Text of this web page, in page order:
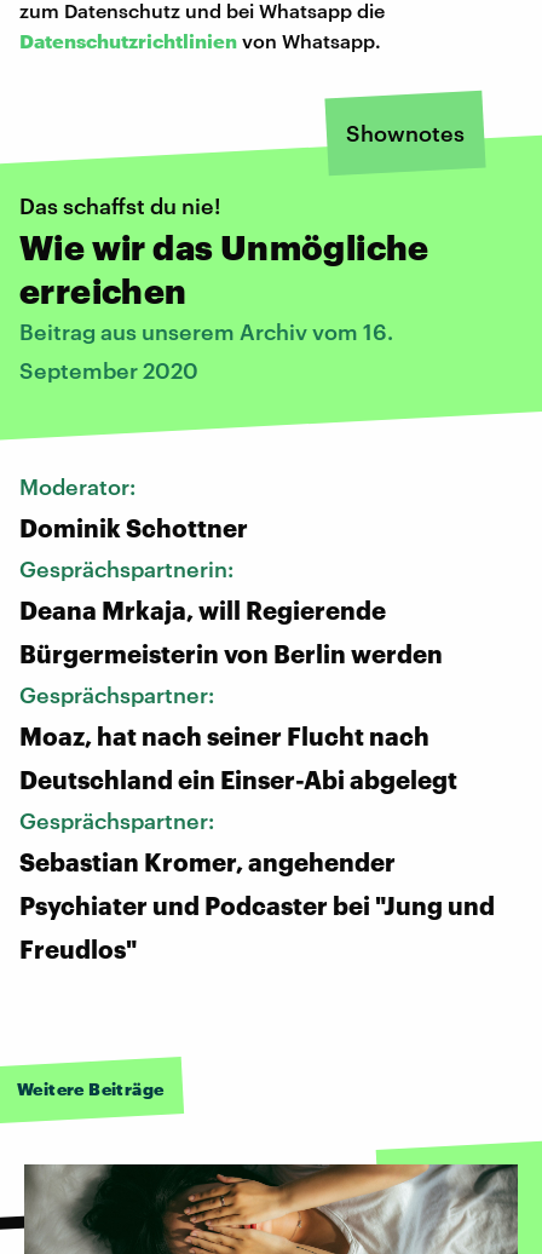
zum Datenschutz und bei Whatsapp die
Datenschutzrichtlinien von Whatsapp.
Shownotes
Das schaffst du nie!
Wie wir das Unmögliche
erreichen
Beitrag aus unserem Archiv vom 16.
September 2020
Moderator:
Dominik Schottner
Gesprächspartnerin:
Deana Mrkaja, will Regierende
Bürgermeisterin von Berlin werden
Gesprächspartner:
Moaz, hat nach seiner Flucht nach
Deutschland ein Einser-Abi abgelegt
Gesprächspartner:
Sebastian Kromer, angehender
Psychiater und Podcaster bei "Jung und
Freudlos"
Weitere Beiträge